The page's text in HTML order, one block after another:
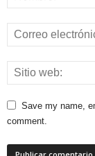
Save my name,
comment.